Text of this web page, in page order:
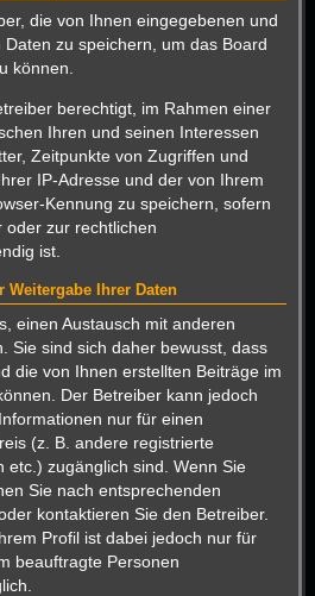
die von Ihnen eingegebenen und
zu speichern, um das Board
können.
berechtigt, im Rahmen einer
Ihren und seinen Interessen
Zeitpunkte von Zugriffen und
IP-Adresse und der von Ihrem
Kennung zu speichern, sofern
oder zur rechtlichen
ist.
Weitergabe Ihrer Daten
einen Austausch mit anderen
Sie sind sich daher bewusst, dass
die von Ihnen erstellten Beiträge im
Der Betreiber kann jedoch
nur für einen
(z. B. andere registrierte
etc.) zugänglich sind. Wenn Sie
Sie nach entsprechenden
kontaktieren Sie den Betreiber.
Profil ist dabei jedoch nur für
beauftragte Personen